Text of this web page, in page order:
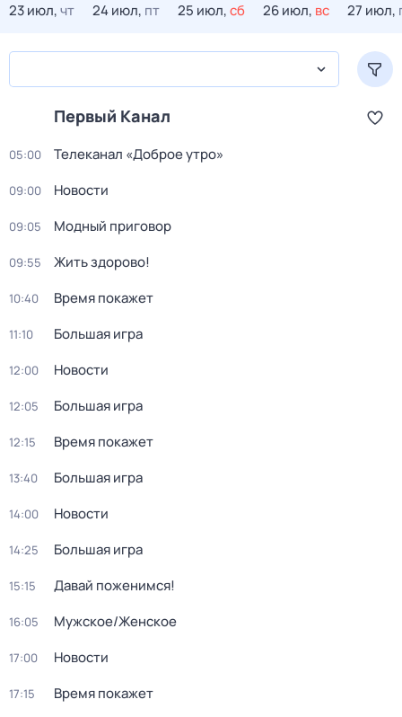
23 июл,чт 24 июл, пт 25 июл,сб 26 июл, вс 27 июл,
Первый Канал
05:00 Телеканал «Доброе утро»
09:00 Новости
09:05 Модный приговор
09:55 Жить здорово!
10:40 Время покажет
11:10 Большая игра
12:00 Новости
12:05 Большая игра
12:15 Время покажет
13:40 Большая игра
14:00 Новости
14:25 Большая игра
15:15 Давай поженимся!
16:05 Мужское/Женское
17:00 Новости
17:15 Время покажет